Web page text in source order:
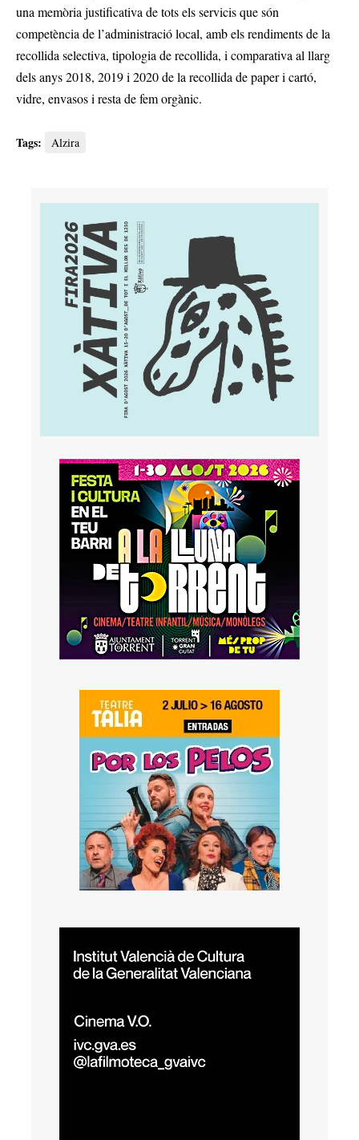
una memòria justificativa de tots els servicis que són
competència de l’administració local, amb els rendiments de la
recollida selectiva, tipologia de recollida, i comparativa al llarg
dels anys 2018, 2019 i 2020 de la recollida de paper i cartó,
vidre, envasos i resta de fem orgànic.
Tags: Alzira